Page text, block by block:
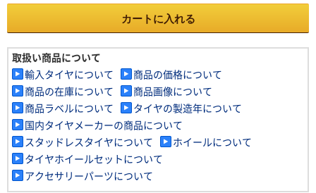
カートに入れる
取扱い商品について
輸入タイヤについて
商品の価格について
商品の在庫について
商品画像について
商品ラベルについて
タイヤの製造年について
国内タイヤメーカーの商品について
スタッドレスタイヤについて
ホイールについて
タイヤホイールセットについて
アクセサリーパーツについて